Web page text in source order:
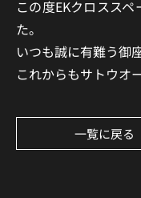
この度EKクロスス
た。
いつも誠に有難う御
これからもサトウオ
一覧に戻る